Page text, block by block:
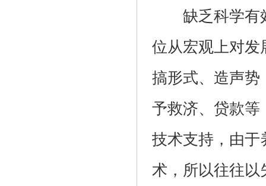
缺乏科学有效
位从宏观上对发
搞形式、造声势
予救济、贷款等
技术支持，由于
术，所以往往以